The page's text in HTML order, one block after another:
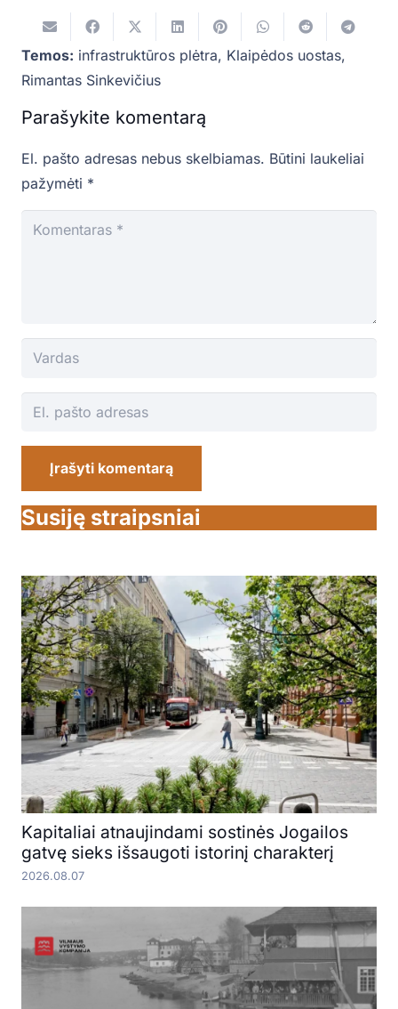
Temos: infrastruktūros plėtra, Klaipėdos uostas,
Rimantas Sinkevičius
Parašykite komentarą
El. pašto adresas nebus skelbiamas. Būtini laukeliai
pažymėti *
Įrašyti komentarą
Susiję straipsniai
Kapitaliai atnaujindami sostinės Jogailos
gatvę sieks išsaugoti istorinį charakterį
2026.08.07